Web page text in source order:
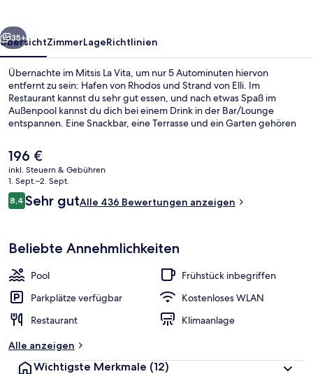
Weiter
35+
ÜbersichtZimmerLageRichtlinien
Übernachte im Mitsis La Vita, um nur 5 Autominuten hiervon
entfernt zu sein: Hafen von Rhodos und Strand von Elli. Im
Restaurant kannst du sehr gut essen, und nach etwas Spaß im
Außenpool kannst du dich bei einem Drink in der Bar/Lounge
entspannen. Eine Snackbar, eine Terrasse und ein Garten gehören
das hilfsbereite Personal zu berichten.
Der
aktuelle
Preis
beträgt
196 €.
196 €
inkl. Steuern & Gebühren
1. Sept.–2. Sept.
Bewertungen
8,48,4 von 10.
Sehr gutAlle 436 Bewertungen anzeigen
Beliebte Annehmlichkeiten
Pool
Frühstück inbegriffen
Parkplätze verfügbar
Kostenloses WLAN
Restaurant
Klimaanlage
Alle anzeigen
Wichtigste Merkmale (12)